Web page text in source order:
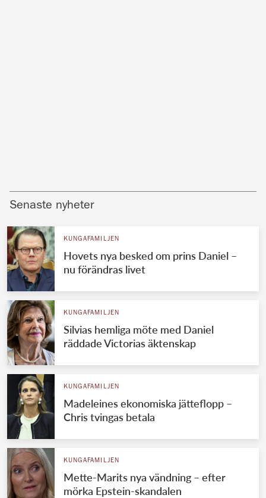
Senaste nyheter
KUNGAFAMILJEN
Hovets nya besked om prins Daniel –
nu förändras livet
KUNGAFAMILJEN
Silvias hemliga möte med Daniel
räddade Victorias äktenskap
KUNGAFAMILJEN
Madeleines ekonomiska jätteflopp –
Chris tvingas betala
KUNGAFAMILJEN
Mette-Marits nya vändning – efter
mörka Epstein-skandalen